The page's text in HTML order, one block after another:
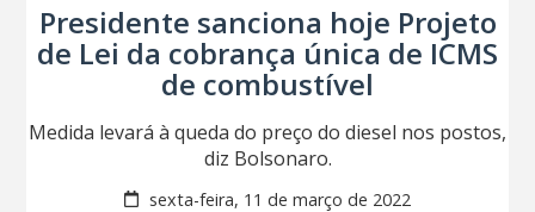
Presidente sanciona hoje Projeto
de Lei da cobrança única de ICMS
de combustível
Medida levará à queda do preço do diesel nos postos,
diz Bolsonaro.
sexta-feira, 11 de março de 2022